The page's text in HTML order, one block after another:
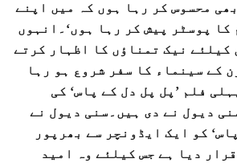
محسوس کر رہا ہوں کہ میں اپنے
کا پوسٹر پیش کر رہا ہوں‘۔انہوں
کیلئے نیک تمناؤں کا اظہار کرتے
کے سینماء کا سفر شروع ہو رہا
فلم ’پل پل دل کے پاس‘ کی
دیول نے دی ہیں۔سنی دیول نے
کو ایک ایڈونچر سے بھرپور
دیا ہے جس کیلئے وہ امید